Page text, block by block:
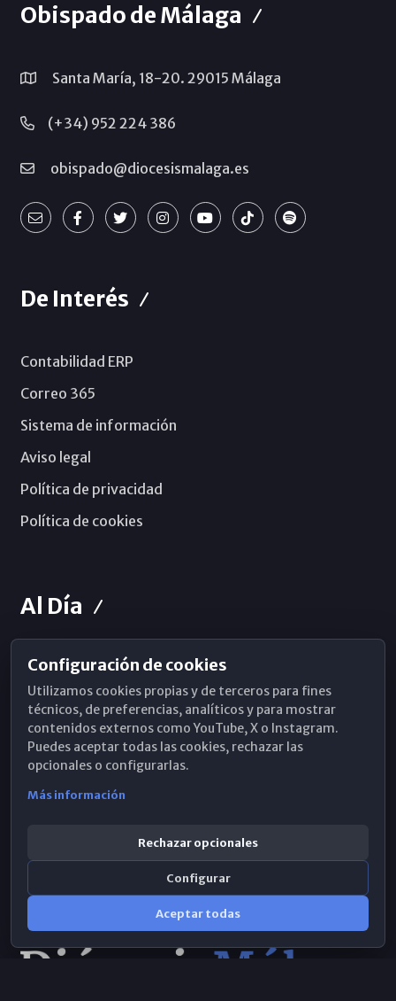
Obispado de Málaga
Santa María, 18-20. 29015 Málaga
(+34) 952 224 386
obispado@diocesismalaga.es
De Interés
Contabilidad ERP
Correo 365
Sistema de información
Aviso legal
Política de privacidad
Política de cookies
Al Día
Horarios de Misa
Hemeroteca
WhatsApp
Configuración de cookies
Utilizamos cookies propias y de terceros para fines
técnicos, de preferencias, analíticos y para mostrar
contenidos externos como YouTube, X o Instagram.
Puedes aceptar todas las cookies, rechazar las
opcionales o configurarlas.
Más información
Rechazar opcionales
Configurar
Aceptar todas